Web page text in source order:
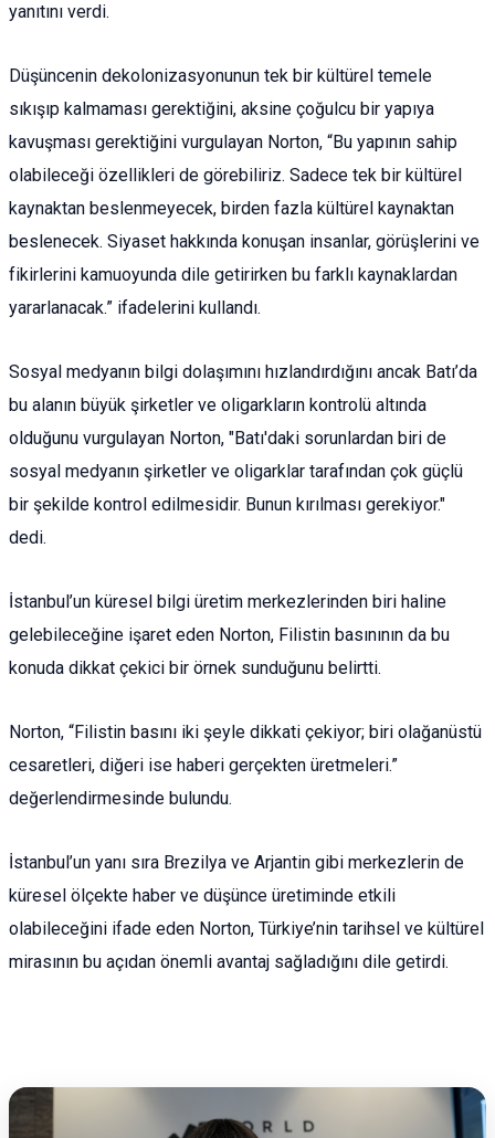
yanıtını verdi.
Düşüncenin dekolonizasyonunun tek bir kültürel temele
sıkışıp kalmaması gerektiğini, aksine çoğulcu bir yapıya
kavuşması gerektiğini vurgulayan Norton, “Bu yapının sahip
olabileceği özellikleri de görebiliriz. Sadece tek bir kültürel
kaynaktan beslenmeyecek, birden fazla kültürel kaynaktan
beslenecek. Siyaset hakkında konuşan insanlar, görüşlerini ve
fikirlerini kamuoyunda dile getirirken bu farklı kaynaklardan
yararlanacak.” ifadelerini kullandı.
Sosyal medyanın bilgi dolaşımını hızlandırdığını ancak Batı’da
bu alanın büyük şirketler ve oligarkların kontrolü altında
olduğunu vurgulayan Norton, "Batı'daki sorunlardan biri de
sosyal medyanın şirketler ve oligarklar tarafından çok güçlü
bir şekilde kontrol edilmesidir. Bunun kırılması gerekiyor."
dedi.
İstanbul’un küresel bilgi üretim merkezlerinden biri haline
gelebileceğine işaret eden Norton, Filistin basınının da bu
konuda dikkat çekici bir örnek sunduğunu belirtti.
Norton, “Filistin basını iki şeyle dikkati çekiyor; biri olağanüstü
cesaretleri, diğeri ise haberi gerçekten üretmeleri.”
değerlendirmesinde bulundu.
İstanbul’un yanı sıra Brezilya ve Arjantin gibi merkezlerin de
küresel ölçekte haber ve düşünce üretiminde etkili
olabileceğini ifade eden Norton, Türkiye’nin tarihsel ve kültürel
mirasının bu açıdan önemli avantaj sağladığını dile getirdi.